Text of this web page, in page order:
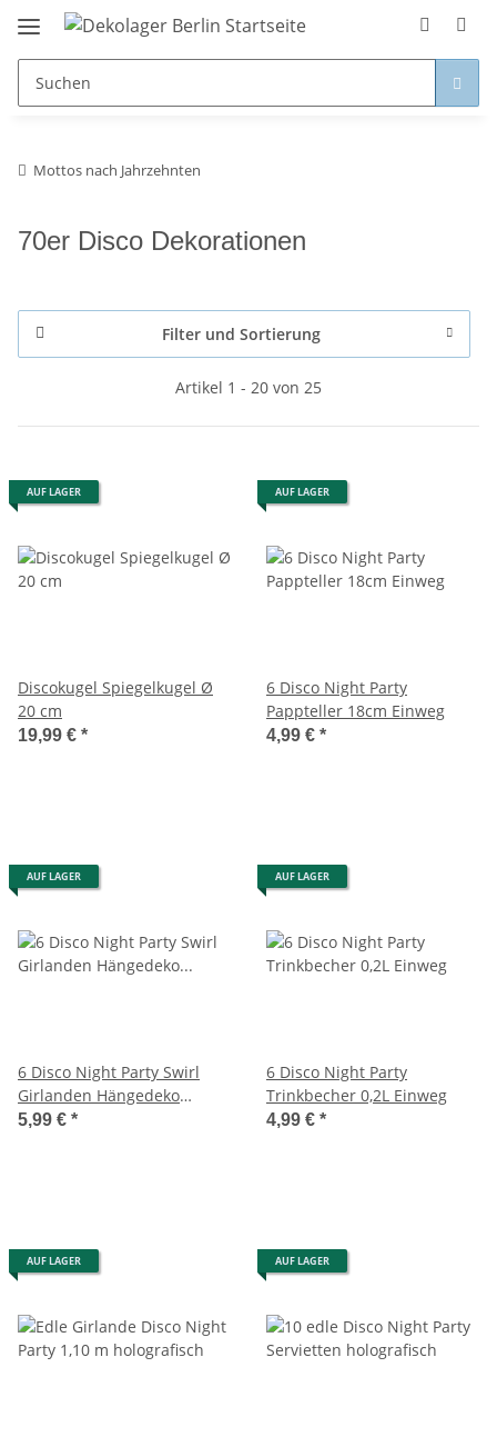
Mottos nach Jahrzehnten
70er Disco Dekorationen
Filter und Sortierung
Artikel 1 - 20 von 25
AUF LAGER
Discokugel Spiegelkugel Ø
20 cm
19,99 € *
AUF LAGER
6 Disco Night Party
Pappteller 18cm Einweg
4,99 € *
AUF LAGER
6 Disco Night Party Swirl
Girlanden Hängedeko
holografisch
5,99 € *
AUF LAGER
6 Disco Night Party
Trinkbecher 0,2L Einweg
4,99 € *
AUF LAGER AUF LAGER